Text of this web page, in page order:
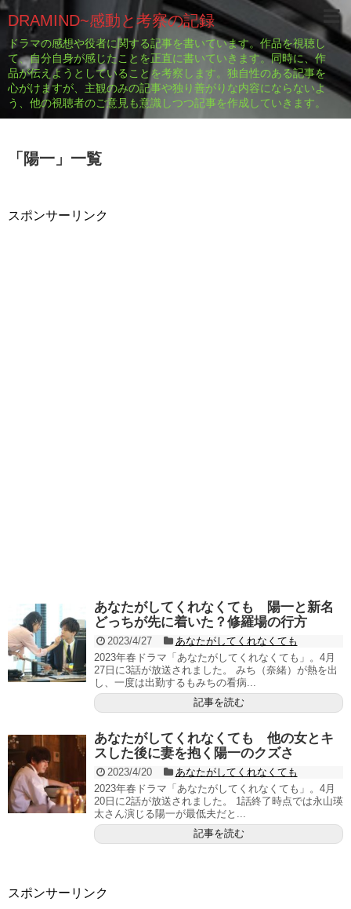
DRAMIND~感動と考察の記録
ドラマの感想や役者に関する記事を書いています。作品を視聴し
て、自分自身が感じたことを正直に書いていきます。同時に、作
品が伝えようとしていることを考察します。独自性のある記事を
心がけますが、主観のみの記事や独り善がりな内容にならないよ
う、他の視聴者のご意見も意識しつつ記事を作成していきます。
「 陽一 」 一覧
スポンサーリンク
あなたがしてくれなくても 陽一と新名
どっちが先に着いた？修羅場の行方
2023/4/27
あなたがしてくれなくても
2023年春ドラマ「あなたがしてくれなくても」。4月
27日に3話が放送されました。 みち（奈緒）が熱を出
し、一度は出勤するもみちの看病...
記事を読む
あなたがしてくれなくても 他の女とキ
スした後に妻を抱く陽一のクズさ
2023/4/20
あなたがしてくれなくても
2023年春ドラマ「あなたがしてくれなくても」。4月
20日に2話が放送されました。 1話終了時点では永山瑛
太さん演じる陽一が最低夫だと...
記事を読む
スポンサーリンク